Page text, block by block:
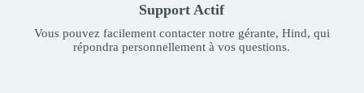
Support Actif
Vous pouvez facilement contacter notre gérante, Hind, qui
répondra personnellement à vos questions.